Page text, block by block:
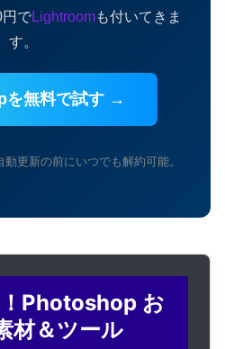
でLightroomも付いてきま
す。
を無料で試す →
更新の前にいつでも解約可能。
Photoshop お
材＆ツール